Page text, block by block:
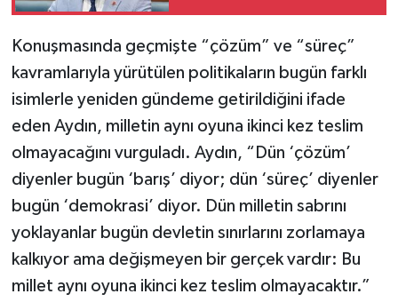
Konuşmasında geçmişte “çözüm” ve “süreç”
kavramlarıyla yürütülen politikaların bugün farklı
isimlerle yeniden gündeme getirildiğini ifade
eden Aydın, milletin aynı oyuna ikinci kez teslim
olmayacağını vurguladı. Aydın, “Dün ‘çözüm’
diyenler bugün ‘barış’ diyor; dün ‘süreç’ diyenler
bugün ‘demokrasi’ diyor. Dün milletin sabrını
yoklayanlar bugün devletin sınırlarını zorlamaya
kalkıyor ama değişmeyen bir gerçek vardır: Bu
millet aynı oyuna ikinci kez teslim olmayacaktır.”